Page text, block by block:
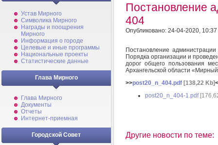
Устав Мирного
Символика Мирного
Награды и поощрения
Мирного
Информация о городе
Целевые и иные программы
Национальные проекты
Статистические данные
Глава Мирного
Глава Мирного
Документы
Отчеты
Интернет-приемная
Городской Совет
Постановление
404
Опубликовано: 24-04-2020, 10:37
Постановление
Порядка организации и
дорог общего пользования
Архангельской области
>>post20_n_404.pdf [138,22 Kb]
post20_n_404-1.pdf
Другие новости по теме: